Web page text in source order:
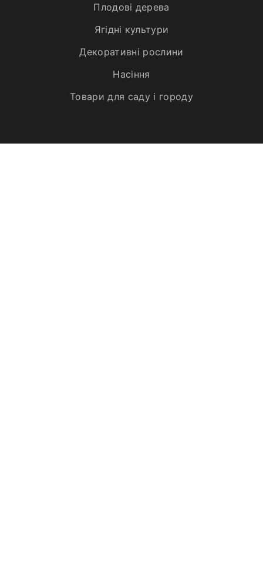
Плодові дерева
Ягідні культури
Декоративні рослини
Насіння
Товари для саду і городу